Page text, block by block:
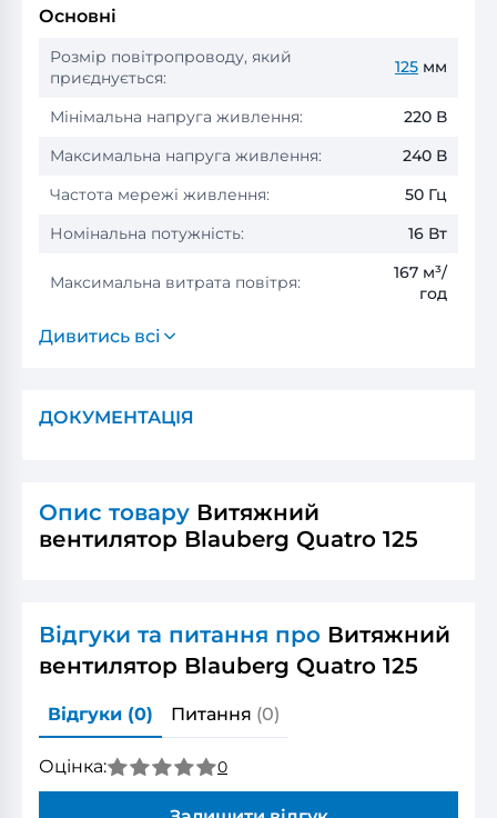
Основні
Розмір повітропроводу, який
приєднується:
125 мм
Мінімальна напруга живлення:
220 В
Максимальна напруга живлення:
240 В
Частота мережі живлення:
50 Гц
Номінальна потужність:
16 Вт
Максимальна витрата повітря:
167 м³/
год
Дивитись всі
ДОКУМЕНТАЦІЯ
Опис товару Витяжний
вентилятор Blauberg Quatro 125
Відгуки та питання про Витяжний
вентилятор Blauberg Quatro 125
Відгуки (0) Питання (0)
Оцінка: 0